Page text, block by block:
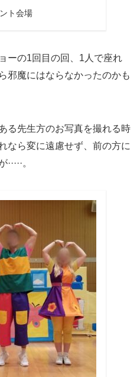
ト会場
ーの1回目の回、1人で座れ
邪魔にはならなかったのかも
る先生方のお写真を撮れる時
なら変に遠慮せず、前の方に
。